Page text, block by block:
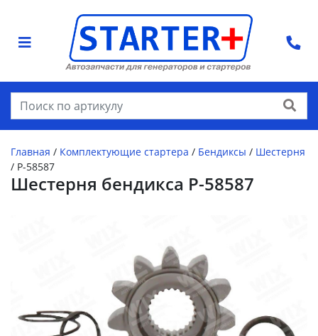
Найти
Главная / Комплектующие стартера / Бендиксы / Шестерня
/ P-58587
Шестерня бендикса P-58587